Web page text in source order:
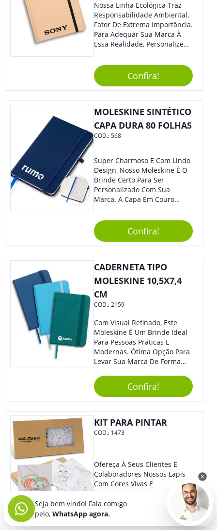
Nossa Linha Ecológica Traz
Responsabilidade Ambiental,
Fator De Extrema Importância.
Para Adequar Sua Marca À
Essa Realidade, Personalize
Anotações Com Post-It E
Caneta. Elaborado A Partir De
Material Reciclado, O Brinde
Também É Prático, Tornando-
Se Assim Excelente Para Uso
Cotidiano. Perfeito, Não É?!
Confira!
MOLESKINE SINTÉTICO
CAPA DURA 80 FOLHAS
COD.:568
Super Charmoso E Com Lindo
Design, Nosso Moleskine É O
Brinde Certo Para Ser
Personalizado Com Sua
Marca. A Capa Em Couro
Elástico Permite Maior
Segurança Ao Carregá-Lo.
Ofereça A Seus Clientes E
Colaboradores, Sem Dúvidas
Eles Irão Adorar.
Confira!
CADERNETA TIPO
MOLESKINE 10,5X7,4
CM
COD.:2159
Com Visual Refinado, Este
Moleskine É Um Brinde Ideal
Para Pessoas Práticas E
Modernas. Ótima Opção Para
Levar Sua Marca De Forma
Sua Empresa Em Eventos,
Reuniões Corporativas Ou Até
Mesmo Para Presentear
Colaboradores E Parceiros De
Sua Empresa.
Confira!
KIT PARA PINTAR
COD.: 1473
Ofereça À Seus Clientes E
Colaboradores Nossos Lapis
Com Cores Vivas E
Encantadoras Personalizado
Com Sua Marca. Com Lindo
Design, O Brinde É Versátil
Seja bem vindo! Fala comigo
pelo, WhatsApp agora.